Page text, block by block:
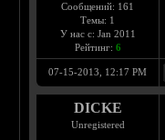
Сообщений: 161
Темы: 1
У нас с: Jan 2011
Рейтинг: 6
07-15-2013, 12:17 PM
DICKE
Unregistered